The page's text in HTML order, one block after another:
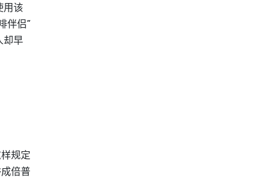
用该
伴侣”
却早
规定
倍普